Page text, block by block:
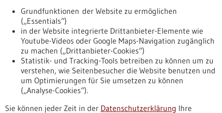
05.06.2023
Modifizierte Immunzellen erzeugen spenderspezifische
Toleranz
Nach oben
Grundfunktionen der Website zu ermöglichen
(„Essentials“)
in der Website integrierte Drittanbieter-Elemente wie
Youtube-Videos oder Google Maps-Navigation zugänglich
zu machen („Drittanbieter-Cookies“)
Statistik- und Tracking-Tools betreiben zu können um zu
verstehen, wie Seitenbesucher die Website benutzen und
um Optimierungen für Sie umsetzen zu können
(„Analyse-Cookies“).
Sie können jeder Zeit in der Datenschutzerklärung Ihre